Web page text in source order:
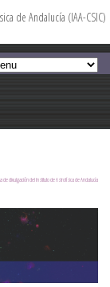
de Andalucía (IAA-CSIC)
de divulgación del Instituto de Astrofísica de Andalucía